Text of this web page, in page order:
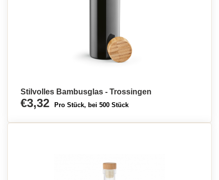
Stilvolles Bambusglas - Trossingen
€3,32 Pro Stück, bei 500 Stück